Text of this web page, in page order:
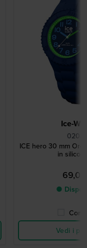
Ice-
ICE hero 30 mm
in
●
Vedi i